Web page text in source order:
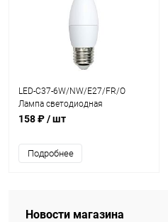
LED-C37-6W/NW/E27/FR/O
Лампа светодиодная
Vople.Форма "свеча",матовая
158 ₽/ шт
Подробнее
Новости магазина